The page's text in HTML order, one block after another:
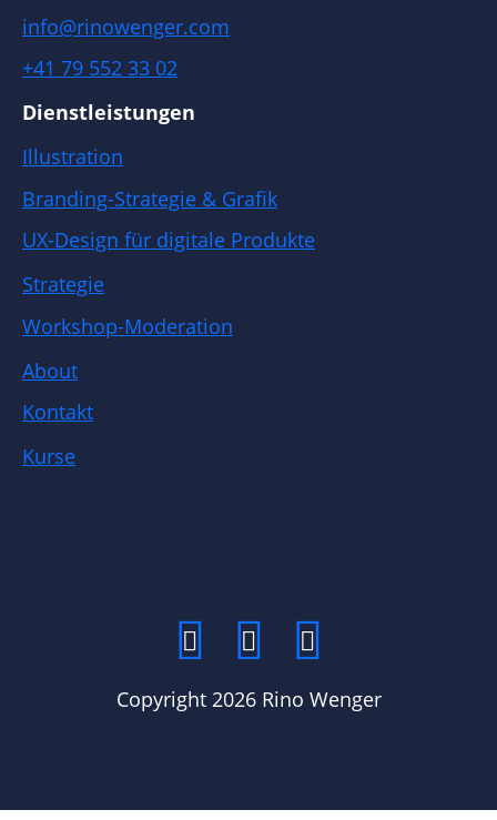
info@rinowenger.com
+41 79 552 33 02
Dienstleistungen
Illustration
Branding-Strategie & Grafik
UX-Design für digitale Produkte
Strategie
Workshop-Moderation
About
Kontakt
Kurse
Copyright 2026 Rino Wenger